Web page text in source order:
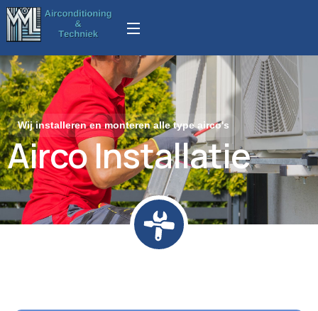
Wij installeren en monteren alle type airco's
Airco Installatie